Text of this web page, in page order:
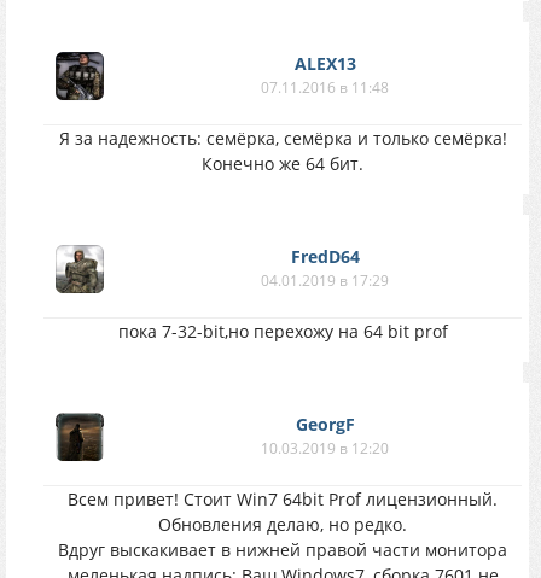
ALEX13
07.11.2016 в 11:48
Я за надежность: семёрка, семёрка и только семёрка!
Конечно же 64 бит.
FredD64
04.01.2019 в 17:29
пока 7-32-bit,но перехожу на 64 bit prof
GeorgF
10.03.2019 в 12:20
Всем привет! Стоит Win7 64bit Prof лицензионный.
Обновления делаю, но редко.
Вдруг выскакивает в нижней правой части монитора